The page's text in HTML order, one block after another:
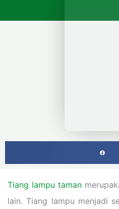
Tiang lampu taman
lain. Tiang lampu menjadi